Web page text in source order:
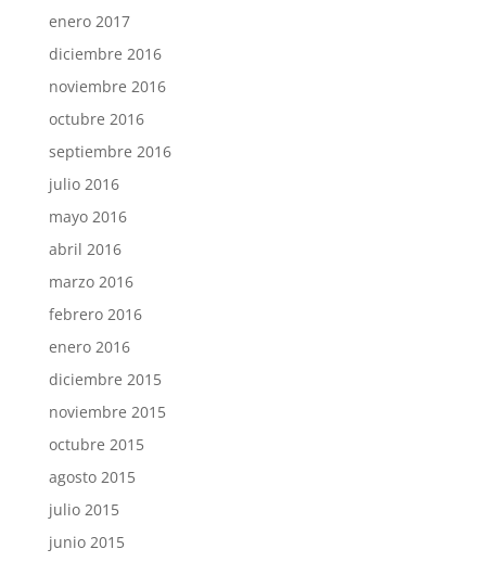
enero 2017
diciembre 2016
noviembre 2016
octubre 2016
septiembre 2016
julio 2016
mayo 2016
abril 2016
marzo 2016
febrero 2016
enero 2016
diciembre 2015
noviembre 2015
octubre 2015
agosto 2015
julio 2015
junio 2015